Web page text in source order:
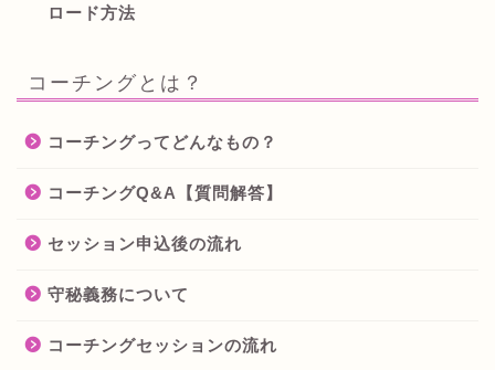
ロード方法
コーチングとは？
コーチングってどんなもの？
コーチングQ&A【質問解答】
セッション申込後の流れ
守秘義務について
コーチングセッションの流れ